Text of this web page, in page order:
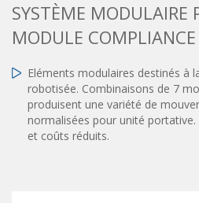
Actionneurs électriques
Actionneurs normalisés
Amortisseurs hydrauliques
Régulateurs hydrauliques
Systèmes modulaires
Tables de translation
Emballage /
Solutions
+33 0 254
SYSTÈME MODULAIRE
MODULE
Eléments modulaires destinés à
robotisée. Combinaisons de 7
produisent une variété de
normalisées pour unité
et coûts réduits.